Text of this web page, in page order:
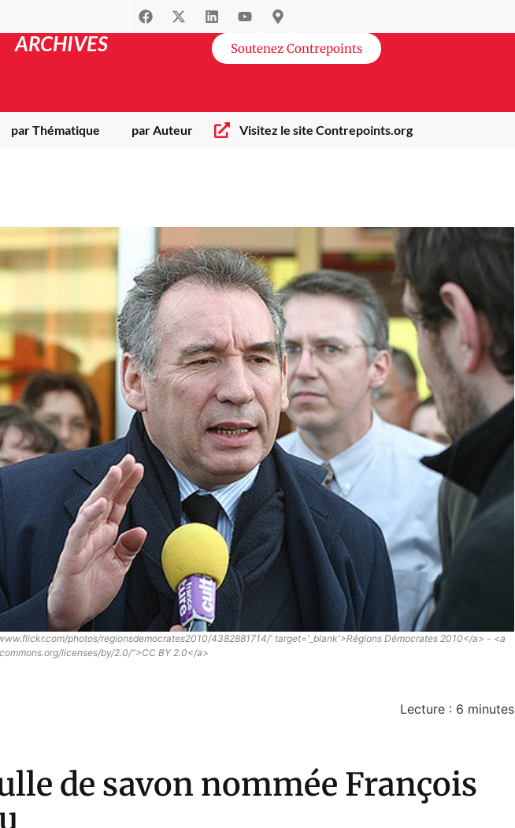
ARCHIVES Soutenez Contrepoints
par Thématique par Auteur Visitez le site Contrepoints.org
photos/regionsdemocrates2010/4382881714/' target='_blank'>Régions Démocrates 2010</a> - <a
licenses/by/2.0/">CC BY 2.0</a>
Lecture : 6 minutes
de savon nommée François